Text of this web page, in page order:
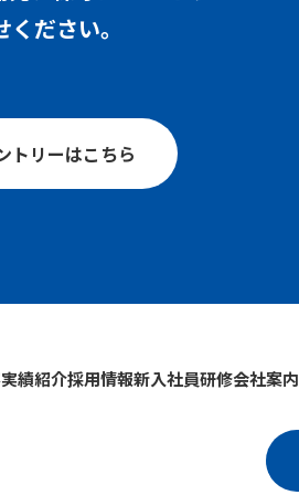
ださい。
トリーはこちら
実績紹介採用情報新入社員研修会社案内